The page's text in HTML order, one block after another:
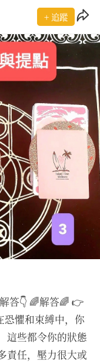
+ 追蹤
答👇 🌈解答🌈 👉
恐懼和束縛中，你
這些都令你的狀態
責任，壓力很大或